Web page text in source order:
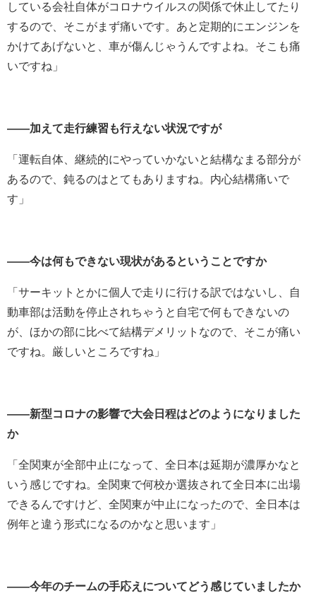
している会社自体がコロナウイルスの関係で休止してたり
するので、そこがまず痛いです。あと定期的にエンジンを
かけてあげないと、車が傷んじゃうんですよね。そこも痛
いですね」
――加えて走行練習も行えない状況ですが
「運転自体、継続的にやっていかないと結構なまる部分が
あるので、鈍るのはとてもありますね。内心結構痛いで
す」
――今は何もできない現状があるということですか
「サーキットとかに個人で走りに行ける訳ではないし、自
動車部は活動を停止されちゃうと自宅で何もできないの
が、ほかの部に比べて結構デメリットなので、そこが痛い
ですね。厳しいところですね」
――新型コロナの影響で大会日程はどのようになりました
か
「全関東が全部中止になって、全日本は延期が濃厚かなと
いう感じですね。全関東で何校か選抜されて全日本に出場
できるんですけど、全関東が中止になったので、全日本は
例年と違う形式になるのかなと思います」
――今年のチームの手応えについてどう感じていましたか